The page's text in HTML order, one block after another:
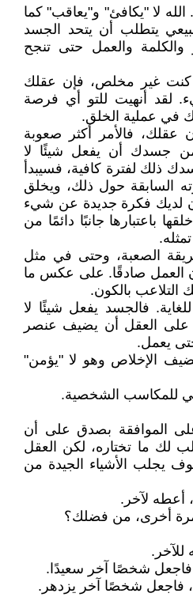
لا "يكافئ" و"يعاقب" كما
يتطلب أن يتحد الجسد
والعمل حتى تنجح
كنت غير مخلص، فإن عقلك
لقد أنهيت للتو أي فرصة
في عملية الخلق.
عقلك، فالأمر أكثر صعوبة
جسدك أن يفعل شيئًا لا
ذلك لفترة كافية، فسيبدأ
السابقة حول ذلك، ويخلق
لديك فكرة جديدة عن شيء
باعتبارها جانبًا دائمًا من
الصعبة، وحتى في مثل
العمل صادقًا. على عكس ما
التلاعب بالكون.
فالجسد يفعل شيئًا لا
العقل أن يضيف عنصر
يعمل.
الإخلاص وهو لا "يؤمن"
للمكاسب الشخصية.
الموافقة بصدق على أن
لك ما تختاره، لكن العقل
يجلب الأشياء الجيدة من
أعطه لآخر.
أخرى، من فضلك؟
فاجعل شخصًا آخر سعيدًا.
فاجعل شخصًا آخر يزدهر.